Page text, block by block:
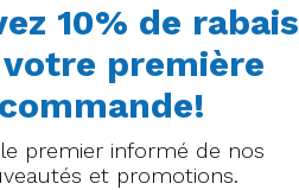
10% de rabais
première
commande!
premier informé de nos
et promotions.